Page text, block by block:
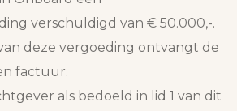
verschuldigd van € 50.000,-.
deze vergoeding ontvangt de
factuur.
als bedoeld in lid 1 van dit